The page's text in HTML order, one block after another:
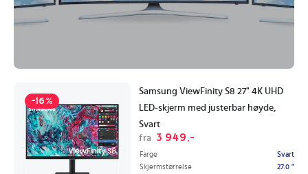
-16%
Samsung ViewFinity S8 27" 4K UHD
LED-skjerm med justerbar høyde,
Svart
fra 3 949,-
Farge
Svart
Skjermstørrelse
27.0 "